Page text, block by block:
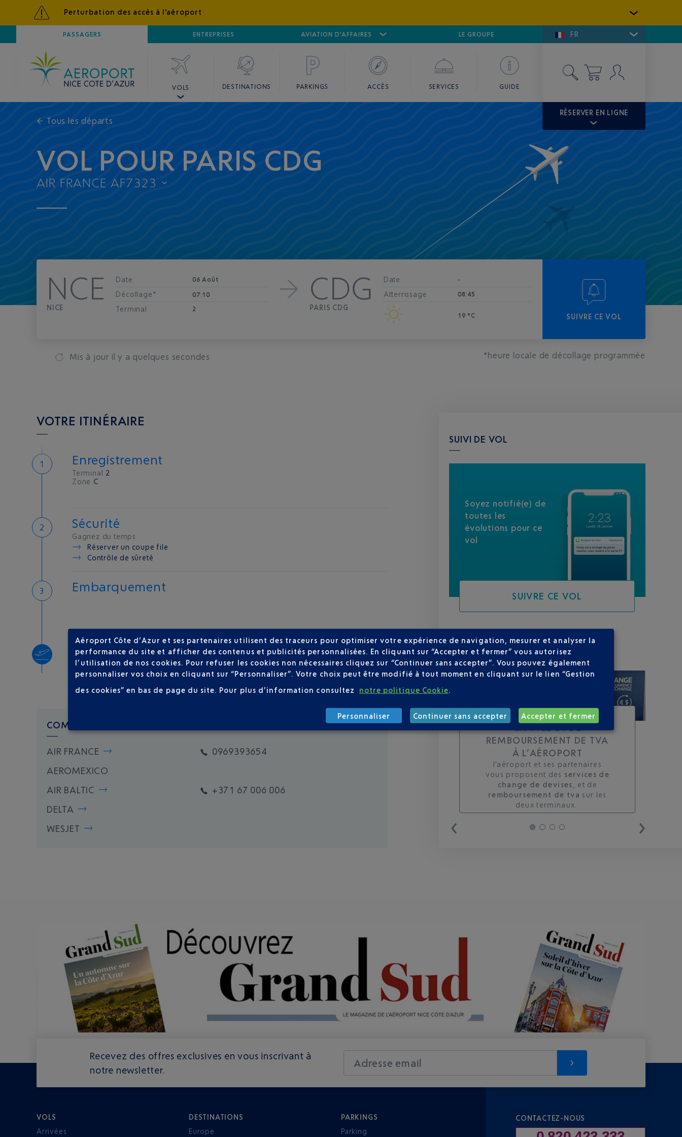
Perturbation des accès à l'aéroport
PASSAGERS ENTREPRISES AVIATION D'AFFAIRES
AÉROPORTNICE CÔTE D'AZUR AÉROPORT CANNES MANDELIEU GOLFE DE SAINT-TROPEZ
LE GROUPE FR
VOLS DESTINATIONS PARKINGS ACCÈS SERVICES GUIDE
RÉSERVER EN LIGNE
← Tous les départs
VOL POUR PARIS CDG
AIR FRANCE AF7323
NCE
NICE
Date 06 Août
Décollage* 07:10
Terminal 2
CDG
PARIS CDG
Date -
Atterrissage 08:45
19 °C SUIVRE CE VOL
Mis à jour il y a quelques secondes *heure locale de décollage programmée
VOTRE ITINÉRAIRE
Enregistrement
Terminal 2
Zone C
Sécurité
Gagnez du temps
Réserver un coupe file
Contrôle de sûreté
Embarquement
Décollage
Type d'appareil : A320
COMPAGNIE(S) AÉRIENNE(S)
AIR FRANCE
0969393654
AEROMEXICO
AIR BALTIC
+371 67 006 006
DELTA
WESJET
SUIVI DE VOL
Soyez notifié(e) de
toutes les
évolutions pour ce
vol
SUIVRE CE VOL
SUR VOTRE PARCOURS
TOUS LES SERVICES DE
REMBOURSEMENT DE TVA
À L’AÉROPORT
l'aéroport et ses partenaires
vous proposent des services de
change de devises , et de
remboursement de tva sur les
deux terminaux. ​
Recevez des offres exclusives en vous inscrivant à
notre newsletter.
Adresse email
VOLS
Arrivées
DESTINATIONS
Europe
PARKINGS
Parking
CONTACTEZ-NOUS
Aéroport Côte d’Azur et ses partenaires utilisent des traceurs pour optimiser votre expérience de navigation, mesurer et analyser la
performance du site et afficher des contenus et publicités personnalisées. En cliquant sur “Accepter et fermer” vous autorisez
l’utilisation de nos cookies. Pour refuser les cookies non nécessaires cliquez sur “Continuer sans accepter”. Vous pouvez également
personnaliser vos choix en cliquant sur “Personnaliser”. Votre choix peut être modifié à tout moment en cliquant sur le lien “Gestion
des cookies” en bas de page du site. Pour plus d’information consultez notre politique Cookie.
Personnaliser Continuer sans accepter Accepter et fermer